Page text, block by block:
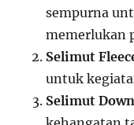
sempurna
memerlukan
Selimut
untuk
Selimut